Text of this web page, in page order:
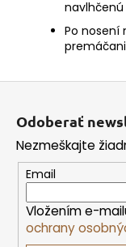
navlhčenú
Po nosení
Odoberať
Nezmeškajte
Email
Vložením e-
ochrany